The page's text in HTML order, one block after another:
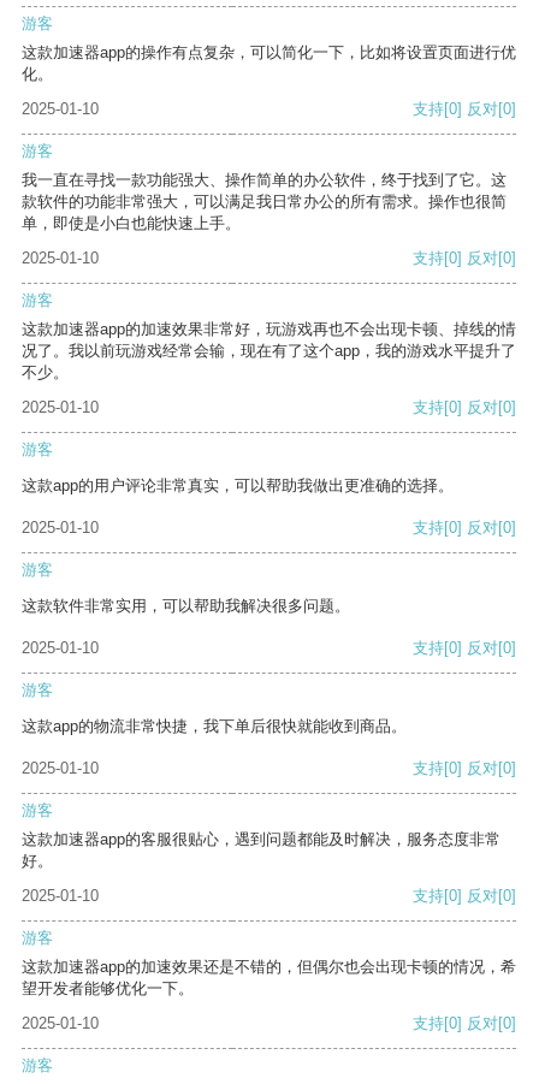
游客
这款加速器app的操作有点复杂，可以简化一下，比如将设置页面进行优
化。
2025-01-10
支持[0] 反对[0]
游客
我一直在寻找一款功能强大、操作简单的办公软件，终于找到了它。这
款软件的功能非常强大，可以满足我日常办公的所有需求。操作也很简
单，即使是小白也能快速上手。
2025-01-10
支持[0] 反对[0]
游客
这款加速器app的加速效果非常好，玩游戏再也不会出现卡顿、掉线的情
况了。我以前玩游戏经常会输，现在有了这个app，我的游戏水平提升了
不少。
2025-01-10
支持[0] 反对[0]
游客
这款app的用户评论非常真实，可以帮助我做出更准确的选择。
2025-01-10 支持[0] 反对[0]
游客
这款软件非常实用，可以帮助我解决很多问题。
2025-01-10 支持[0] 反对[0]
游客
这款app的物流非常快捷，我下单后很快就能收到商品。
2025-01-10 支持[0] 反对[0]
游客
这款加速器app的客服很贴心，遇到问题都能及时解决，服务态度非常
好。
2025-01-10
支持[0] 反对[0]
游客
这款加速器app的加速效果还是不错的，但偶尔也会出现卡顿的情况，希
望开发者能够优化一下。
2025-01-10
支持[0] 反对[0]
游客